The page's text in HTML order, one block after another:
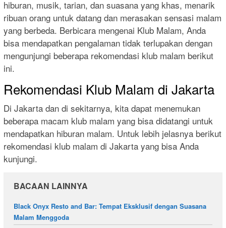
hiburan, musik, tarian, dan suasana yang khas, menarik
ribuan orang untuk datang dan merasakan sensasi malam
yang berbeda. Berbicara mengenai Klub Malam, Anda
bisa mendapatkan pengalaman tidak terlupakan dengan
mengunjungi beberapa rekomendasi klub malam berikut
ini.
Rekomendasi Klub Malam di Jakarta
Di Jakarta dan di sekitarnya, kita dapat menemukan
beberapa macam klub malam yang bisa didatangi untuk
mendapatkan hiburan malam. Untuk lebih jelasnya berikut
rekomendasi klub malam di Jakarta yang bisa Anda
kunjungi.
BACAAN LAINNYA
Black Onyx Resto and Bar: Tempat Eksklusif dengan Suasana
Malam Menggoda